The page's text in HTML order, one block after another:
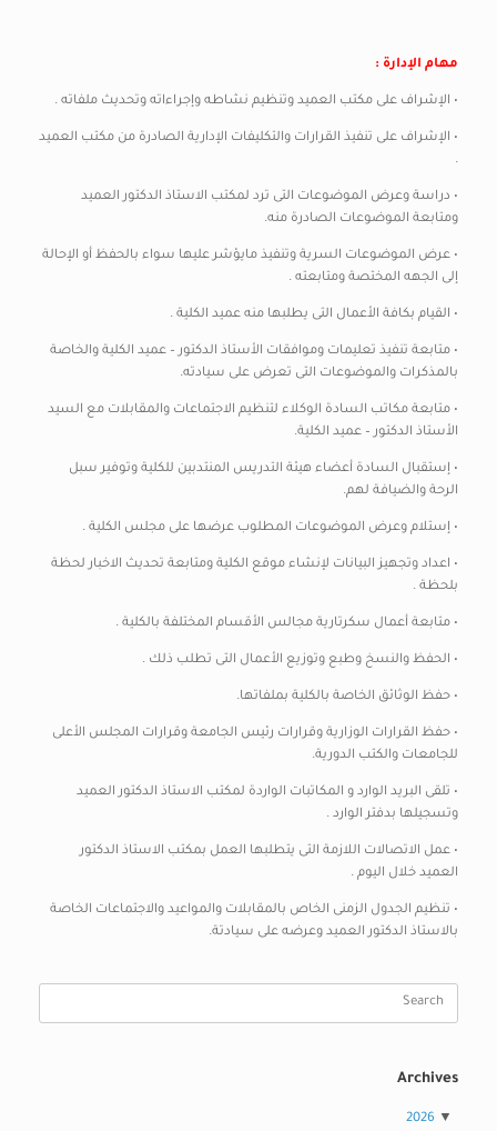
مهام الإدارة :
• الإشراف على مكتب العميد وتنظيم نشاطه وإجراءاته وتحديث ملفاته .
• الإشراف على تنفيذ القرارات والتكليفات الإدارية الصادرة من مكتب العميد
.
• دراسة وعرض الموضوعات التى ترد لمكتب الاستاذ الدكتور العميد
ومتابعة الموضوعات الصادرة منه.
• عرض الموضوعات السرية وتنفيذ مايؤشر عليها سواء بالحفظ أو الإحالة
إلى الجهه المختصة ومتابعته .
• القيام بكافة الأعمال التى يطلبها منه عميد الكلية .
• متابعة تنفيذ تعليمات وموافقات الأستاذ الدكتور – عميد الكلية والخاصة
بالمذكرات والموضوعات التى تعرض على سيادته.
• متابعة مكاتب السادة الوكلاء لتنظيم الاجتماعات والمقابلات مع السيد
الأستاذ الدكتور – عميد الكلية.
• إستقبال السادة أعضاء هيئة التدريس المنتدبين للكلية وتوفير سبل
الرحة والضيافة لهم.
• إستلام وعرض الموضوعات المطلوب عرضها على مجلس الكلية .
• اعداد وتجهيز البيانات لإنشاء موقع الكلية ومتابعة تحديث الاخبار لحظة
بلحظة .
• متابعة أعمال سكرتارية مجالس الأقسام المختلفة بالكلية .
• الحفظ والنسخ وطبع وتوزيع الأعمال التى تطلب ذلك .
• حفظ الوثائق الخاصة بالكلية بملفاتها.
• حفظ القرارات الوزارية وقرارات رئيس الجامعة وقرارات المجلس الأعلى
للجامعات والكتب الدورية.
• تلقى البريد الوارد و المكاتبات الواردة لمكتب الاستاذ الدكتور العميد
وتسجيلها بدفتر الوارد .
• عمل الاتصالات اللازمة التى يتطلبها العمل بمكتب الاستاذ الدكتور
العميد خلال اليوم .
• تنظيم الجدول الزمنى الخاص بالمقابلات والمواعيد والاجتماعات الخاصة
بالاستاذ الدكتور العميد وعرضه على سيادتة.
Archives
2026